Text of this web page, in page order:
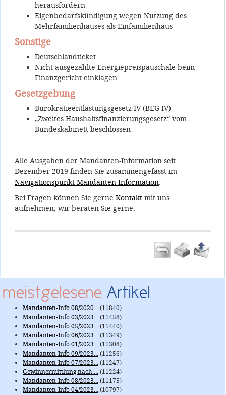
herausfordern
Eigenbedarfskündigung wegen Nutzung des
Mehrfamilienhauses als Einfamilienhaus
Sonstige
Deutschlandticket
Nicht ausgezahlte Energiepreispauschale beim
Finanzgericht einklagen
Gesetzgebung
Bürokratieentlastungsgesetz IV (BEG IV)
„Zweites Haushaltsfinanzierungsgesetz“ vom
Bundeskabinett beschlossen
Alle Ausgaben der Mandanten-Information seit
Dezember 2019 finden Sie zusammengefasst im
Navigationspunkt Mandanten-Information.
Bei Fragen können Sie gerne Kontaktmit uns
aufnehmen, wir beraten Sie gerne.
meistgelesene Artikel
Mandanten-Info 08/2020...(11840)
Mandanten-Info 03/2023...(11458)
Mandanten-Info 05/2023...(11440)
Mandanten-Info 06/2023...(11349)
Mandanten-Info 01/2023...(11308)
Mandanten-Info 09/2023...(11256)
Mandanten-Info 07/2023...(11247)
Gewinnermittlung nach ...(11224)
Mandanten-Info 08/2023...(11175)
Mandanten-Info 04/2023...(10797)